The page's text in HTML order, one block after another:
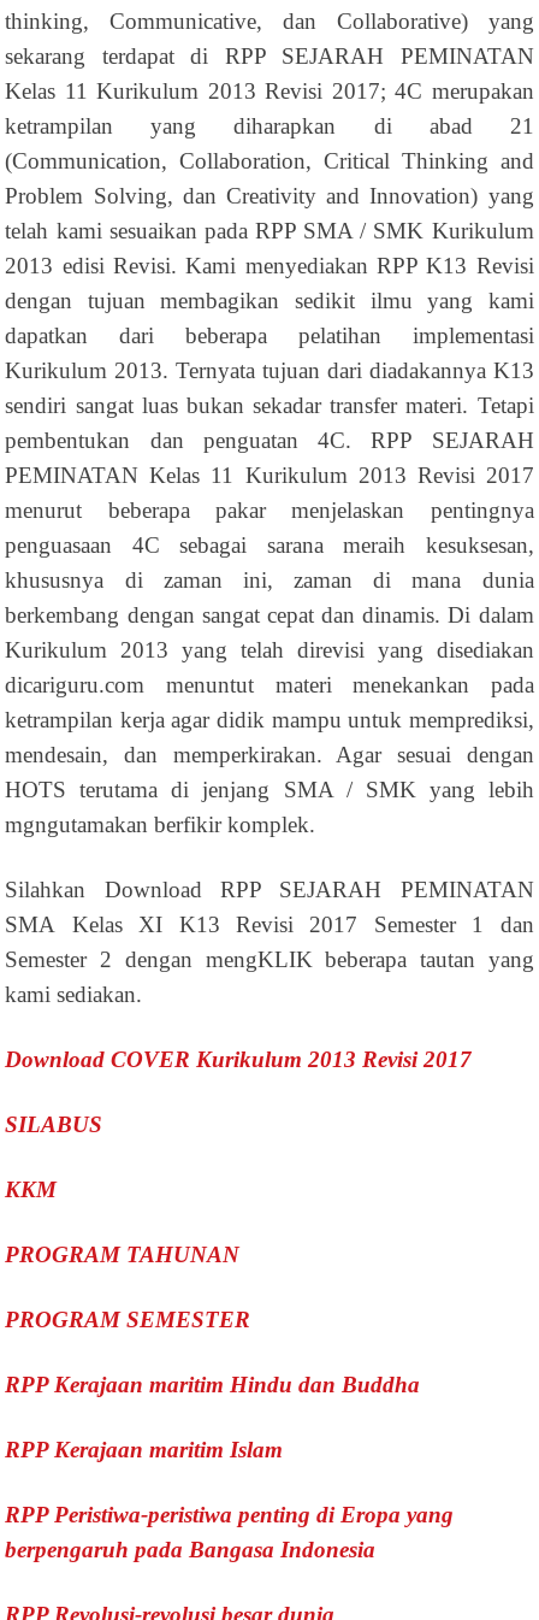
thinking, Communicative, dan Collaborative) yang
sekarang terdapat di RPP SEJARAH PEMINATAN
Kelas 11 Kurikulum 2013 Revisi 2017; 4C merupakan
ketrampilan yang diharapkan di abad 21
(Communication, Collaboration, Critical Thinking and
Problem Solving, dan Creativity and Innovation) yang
telah kami sesuaikan pada RPP SMA / SMK Kurikulum
2013 edisi Revisi. Kami menyediakan RPP K13 Revisi
dengan tujuan membagikan sedikit ilmu yang kami
dapatkan dari beberapa pelatihan implementasi
Kurikulum 2013. Ternyata tujuan dari diadakannya K13
sendiri sangat luas bukan sekadar transfer materi. Tetapi
pembentukan dan penguatan 4C. RPP SEJARAH
PEMINATAN Kelas 11 Kurikulum 2013 Revisi 2017
menurut beberapa pakar menjelaskan pentingnya
penguasaan 4C sebagai sarana meraih kesuksesan,
khususnya di zaman ini, zaman di mana dunia
berkembang dengan sangat cepat dan dinamis. Di dalam
Kurikulum 2013 yang telah direvisi yang disediakan
dicariguru.com menuntut materi menekankan pada
ketrampilan kerja agar didik mampu untuk memprediksi,
mendesain, dan memperkirakan. Agar sesuai dengan
HOTS terutama di jenjang SMA / SMK yang lebih
mgngutamakan berfikir komplek.
Silahkan Download RPP SEJARAH PEMINATAN
SMA Kelas XI K13 Revisi 2017 Semester 1 dan
Semester 2 dengan mengKLIK beberapa tautan yang
kami sediakan.
Download COVER Kurikulum 2013 Revisi 2017
SILABUS
KKM
PROGRAM TAHUNAN
PROGRAM SEMESTER
RPP Kerajaan maritim Hindu dan Buddha
RPP Kerajaan maritim Islam
RPP Peristiwa-peristiwa penting di Eropa yang
berpengaruh pada Bangasa Indonesia
RPP Revolusi-revolusi besar dunia